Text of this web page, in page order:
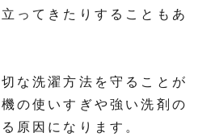
ってきたりすることもあ
な洗濯方法を守ることが
の使いすぎや強い洗剤の
原因になります。